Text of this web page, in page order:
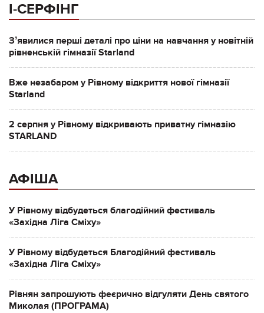
І-СЕРФІНГ
Зʼявилися перші деталі про ціни на навчання у новітній
рівненській гімназії Starland
Вже незабаром у Рівному відкриття нової гімназії
Starland
2 серпня у Рівному відкривають приватну гімназію
STARLAND
АФІША
У Рівному відбудеться благодійний фестиваль
«Західна Ліга Сміху»
У Рівному відбудеться Благодійний фестиваль
«Західна Ліга Сміху»
Рівнян запрошують феєрично відгуляти День святого
Миколая (ПРОГРАМА)